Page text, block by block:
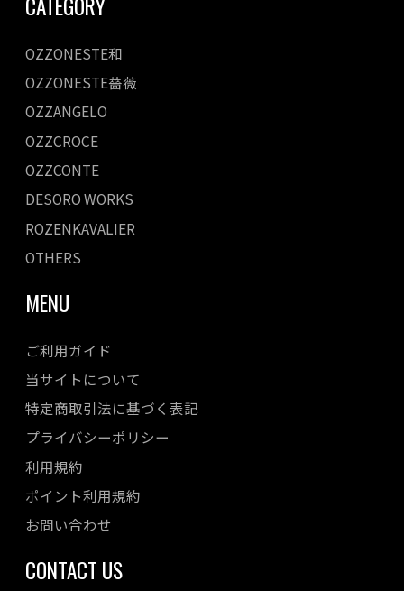
OZZONESTE和
OZZONESTE薔薇
OZZANGELO
OZZCROCE
OZZCONTE
DESORO WORKS
ROZENKAVALIER
OTHERS
MENU
ご利用ガイド
当サイトについて
特定商取引法に基づく表記
プライバシーポリシー
利用規約
ポイント利用規約
お問い合わせ
CONTACT US